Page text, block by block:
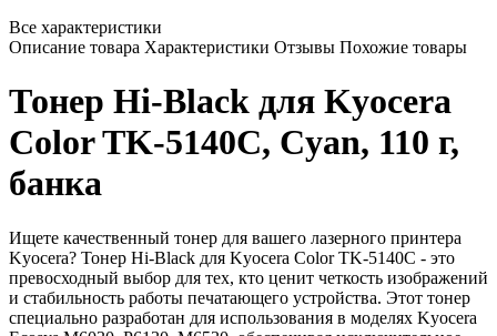
Все характеристики
Описание товара Характеристики Отзывы Похожие товары
Тонер Hi-Black для Kyocera
Color TK-5140C, Cyan, 110 г,
банка
Ищете качественный тонер для вашего лазерного принтера
Kyocera? Тонер Hi-Black для Kyocera Color TK-5140C - это
превосходный выбор для тех, кто ценит четкость изображений
и стабильность работы печатающего устройства. Этот тонер
специально разработан для использования в моделях Kyocera